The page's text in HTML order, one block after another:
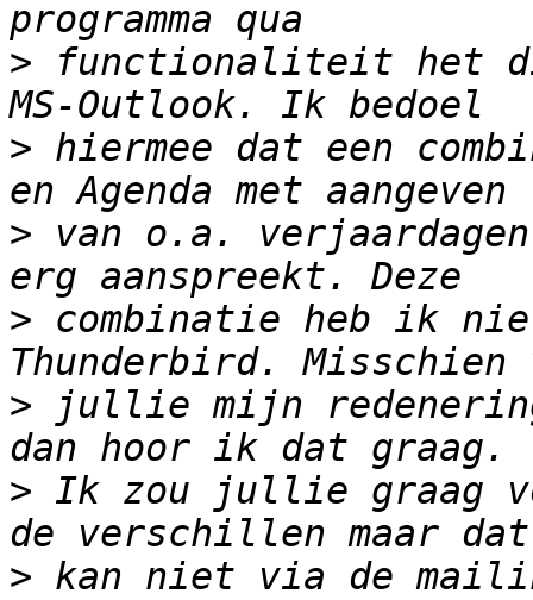
> functionaliteit het
> hiermee dat een
> van o.a.
> combinatie heb ik
> jullie mijn
> Ik zou jullie graag
>